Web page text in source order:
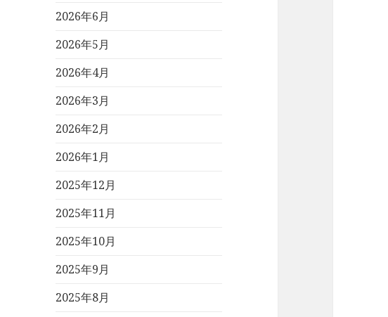
2026年6月
2026年5月
2026年4月
2026年3月
2026年2月
2026年1月
2025年12月
2025年11月
2025年10月
2025年9月
2025年8月